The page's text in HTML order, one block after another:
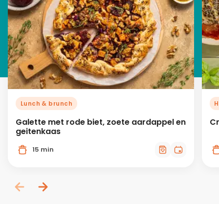
Lunch & brunch
Galette met rode biet, zoete aardappel en
geitenkaas
15 min